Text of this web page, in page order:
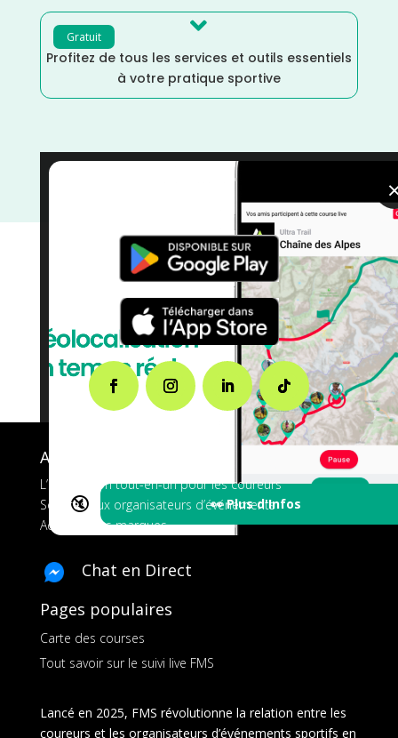
Gratuit 
Profitez de tous les services et outils essentiels
à votre pratique sportive
🔇 👀 Plus d'Infos
Décembre/courses
A propos de FMS
L’application tout-en-un pour les coureurs
Services aux organisateurs d’événements
Ads pour les marques
Chat en Direct
Pages populaires
Carte des courses
Tout savoir sur le suivi live FMS
Lancé en 2025, FMS révolutionne la relation entre les
coureurs et les organisateurs d’événements sportifs en